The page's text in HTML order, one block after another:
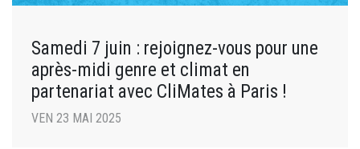
Samedi 7 juin : rejoignez-vous pour une
après-midi genre et climat en
partenariat avec CliMates à Paris !
VEN 23 MAI 2025